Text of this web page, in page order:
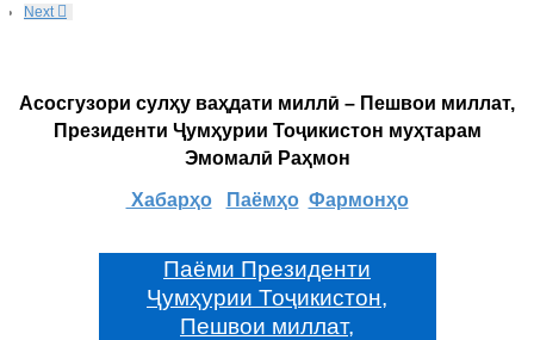
Next
Асосгузори сулҳу ваҳдати миллӣ – Пешвои миллат,
Президенти Ҷумҳурии Тоҷикистон муҳтарам
Эмомалӣ Раҳмон
Хабарҳо Паёмҳо Фармонҳо
Паёми Президенти
Ҷумҳурии Тоҷикистон,
Пешвои миллат,